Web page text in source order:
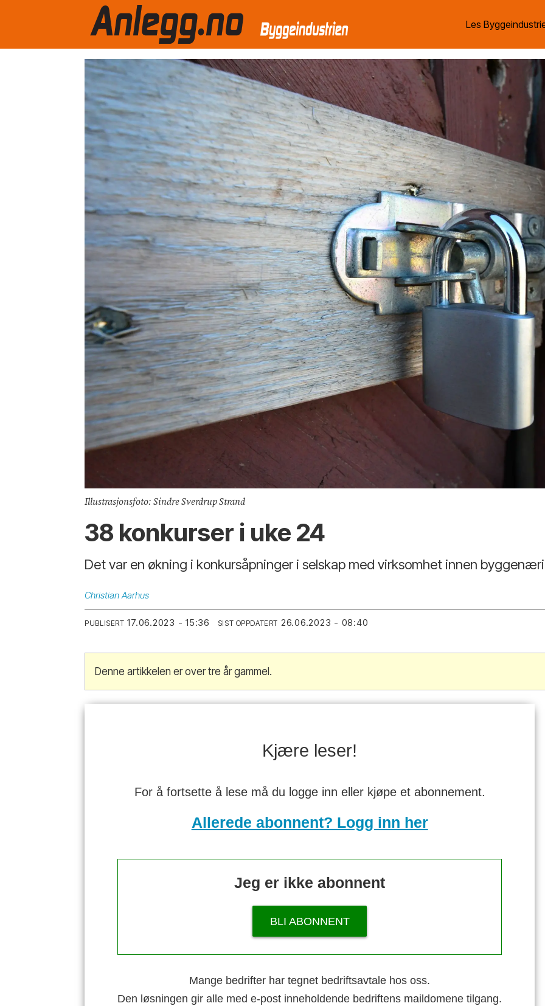
Les
Illustrasjonsfoto: Sindre Sverdrup Strand
38 konkurser i uke 24
Det var en økning i konkursåpninger i selskap med virksomhet innen
Christian Aarhus
PUBLISERT 17.06.2023 - 15:36 SIST OPPDATERT 26.06.2023 - 08:40
Denne artikkelen er over tre år gammel.
Kjære leser!
For å fortsette å lese må du logge inn eller kjøpe et abonnement.
Allerede abonnent? Logg inn her
Jeg er ikke abonnent
BLI ABONNENT
Mange bedrifter har tegnet bedriftsavtale hos oss.
Den løsningen gir alle med e-post inneholdende bedriftens maildomene tilgang.